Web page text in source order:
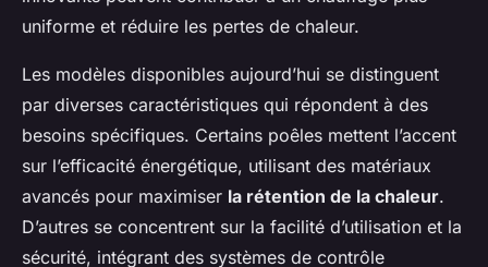
uniforme et réduire les pertes de chaleur.
Les modèles disponibles aujourd’hui se distinguent
par diverses caractéristiques qui répondent à des
besoins spécifiques. Certains poêles mettent l’accent
sur l’efficacité énergétique, utilisant des matériaux
avancés pour maximiser la rétention de la chaleur.
D’autres se concentrent sur la facilité d’utilisation et la
sécurité, intégrant des systèmes de contrôle